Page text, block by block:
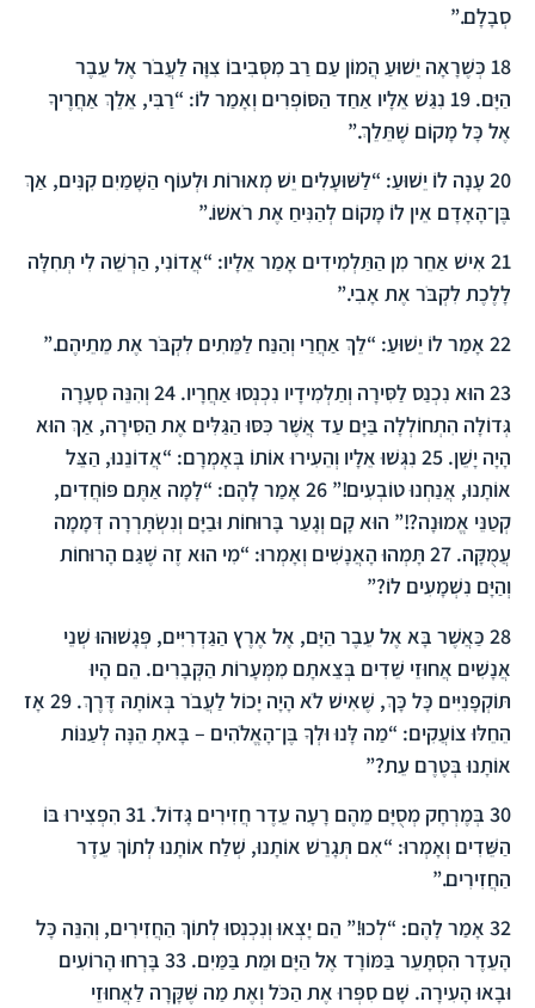
סְבָלָם.”
18 כְּשֶׁרָאָה יֵשׁוּעַ הֲמוֹן עַם רַב מִסְּבִיבוֹ צִוָּה לַעֲבֹר אֶל עֵבֶר
הַיָּם. 19 נִגַּשׁ אֵלָיו אַחַד הַסּוֹפְרִים וְאָמַר לוֹ: “רַבִּי, אֵלֵךְ אַחֲרֶיךָ
אֶל כָּל מָקוֹם שֶׁתֵּלֵךְ.”
20 עָנָה לוֹ יֵשׁוּעַ: “לַשּׁוּעָלִים יֵשׁ מְאוּרוֹת וּלְעוֹף הַשָּׁמַיִם קִנִּים, אַךְ
בֶּן־הָאָדָם אֵין לוֹ מָקוֹם לְהַנִּיחַ אֶת רֹאשׁוֹ.”
21 אִישׁ אַחֵר מִן הַתַּלְמִידִים אָמַר אֵלָיו: “אֲדוֹנִי, הַרְשֵׁה לִי תְּחִלָּה
לָלֶכֶת לִקְבֹּר אֶת אָבִי.”
22 אָמַר לוֹ יֵשׁוּעַ: “לֵךְ אַחֲרַי וְהַנַּח לַמֵּתִים לִקְבֹּר אֶת מֵתֵיהֶם.”
23 הוּא נִכְנַס לַסִּירָה וְתַלְמִידָיו נִכְנְסוּ אַחֲרָיו. 24וְהִנֵּה סְעָרָה
גְּדוֹלָה הִתְחוֹלְלָה בַּיָּם עַד אֲשֶׁר כִּסּוּ הַגַּלִּים אֶת הַסִּירָה, אַךְ הוּא
הָיָה יָשֵׁן. 25 נִגְּשׁוּ אֵלָיו וְהֵעִירוּ אוֹתוֹ בְּאָמְרָם: “אֲדוֹנֵנוּ, הַצֵּל
אוֹתָנוּ, אֲנַחְנוּ טוֹבְעִים!” 26 אָמַר לָהֶם: “לָמָה אַתֶּם פּוֹחֲדִים,
קְטַנֵּי אֱמוּנָה?!” הוּא קָם וְגָעַר בָּרוּחוֹת וּבַיָּם וְנִשְׂתָּרְרָה דְּמָמָה
עֲמֻקָּה. 27 תָּמְהוּ הָאֲנָשִׁים וְאָמְרוּ: “מִי הוּא זֶה שֶׁגַּם הָרוּחוֹת
וְהַיָּם נִשְׁמָעִים לוֹ?”
28 כַּאֲשֶׁר בָּא אֶל עֵבֶר הַיָּם, אֶל אֶרֶץ הַגַּדְרִיִּים, פְּגָשׁוּהוּ שְׁנֵי
אֲנָשִׁים אֲחוּזֵי שֵׁדִים בְּצֵאתָם מִמְּעָרוֹת הַקְּבָרִים. הֵם הָיוּ
תּוֹקְפָנִיִּים כָּל כָּךְ, שֶׁאִישׁ לֹא הָיָה יָכוֹל לַעֲבֹר בְּאוֹתָהּ דֶּרֶךְ. 29 אָז
הֵחֵלּוּ צוֹעֲקִים: “מַה לָּנוּ וּלְךָ בֶּן־הָאֱלֹהִים – בָּאתָ הֵנָּה לְעַנּוֹת
אוֹתָנוּ בְּטֶרֶם עֵת?”
30 בְּמֶרְחָק מְסֻיָּם מֵהֶם רָעָה עֵדֶר חֲזִירִים גָּדוֹלֹ. 31 הִפְצִירוּ בּוֹ
הַשֵּׁדִים וְאָמְרוּ: “אִם תְּגָרֵשׁ אוֹתָנוּ, שְׁלַח אוֹתָנוּ לְתוֹךְ עֵדֶר
הַחֲזִירִים.”
32 אָמַר לָהֶם: “לְכוּ!” הֵם יָצְאוּ וְנִכְנְסוּ לְתוֹךְ הַחֲזִירִים, וְהִנֵּה כָּל
הָעֵדֶר הִסְתָּעֵר בַּמּוֹרָד אֶל הַיָּם וּמֵת בַּמַּיִם. 33 בָּרְחוּ הָרוֹעִים
וּבָאוּ הָעִירָה. שָׁם סִפְּרוּ אֶת הַכֹּל וְאֶת מַה שֶּׁקָּרָה לַאֲחוּזֵי